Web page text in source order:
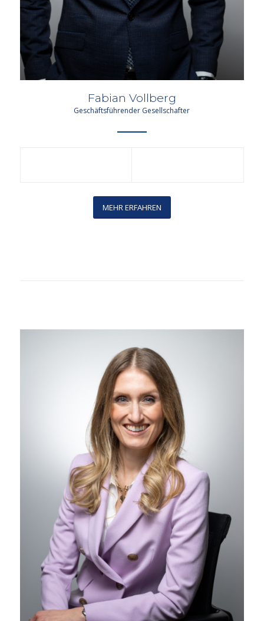
Fabian Vollberg
Geschäftsführender Gesellschafter
MEHR ERFAHREN